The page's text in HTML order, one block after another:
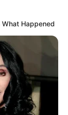
Happened